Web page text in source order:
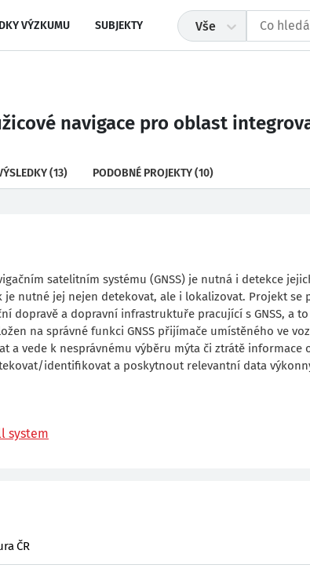
VÝZKUMU SUBJEKTY Vše
navigace pro oblast
(13) PODOBNÉ PROJEKTY(10)
satelitním systému (GNSS) je nutná i detekce
nutné jej nejen detekovat, ale i lokalizovat. Projekt se
dopravě a dopravní infrastruktuře pracující s GNSS, a to
na správné funkci GNSS přijímače umístěného ve
a vede k nesprávnému výběru mýta či ztrátě informace
identifikovat a poskytnout relevantní data
system
ČR